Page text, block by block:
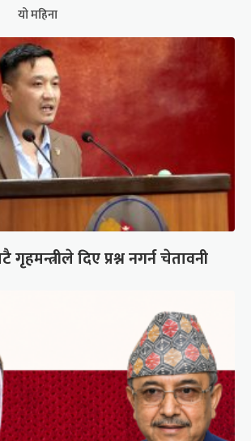
यो महिना
गृहमन्त्रीले दिए प्रश्न नगर्न चेतावनी